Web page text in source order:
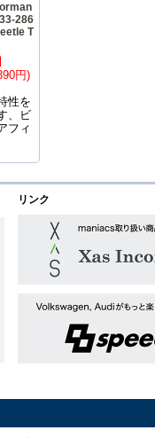
286
T
円)
性を
、ビ
フィ
リンク